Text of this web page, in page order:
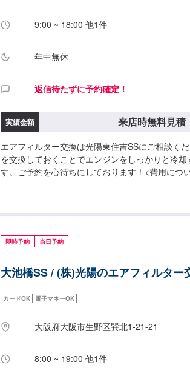
9:00 ~ 18:00 他1件
年中無休
返信待たずに予約確定！
実績金額 来店時無料見積
エアフィルター交換は光陽東住吉SSにご相談く
を交換しておくことでエンジンをしっかりと冷却
す。ご予約を心待ちにしております！<費用につ
即時予約 当日予約
大池橋SS / (株)光陽のエアフィルター
カードOK 電子マネーOK
大阪府大阪市生野区巽北1-21-21
8:00 ~ 19:00 他1件